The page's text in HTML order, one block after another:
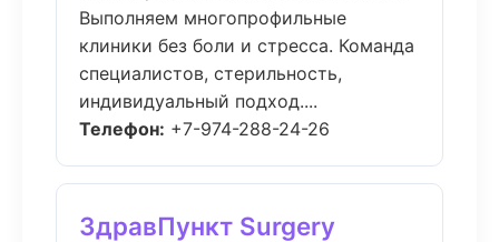
Выполняем многопрофильные
клиники без боли и стресса. Команда
специалистов, стерильность,
индивидуальный подход....
Телефон: +7-974-288-24-26
ЗдравПункт Surgery